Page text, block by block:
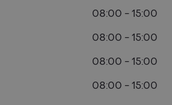
08:00 - 15:00
08:00 - 15:00
08:00 - 15:00
08:00 - 15:00